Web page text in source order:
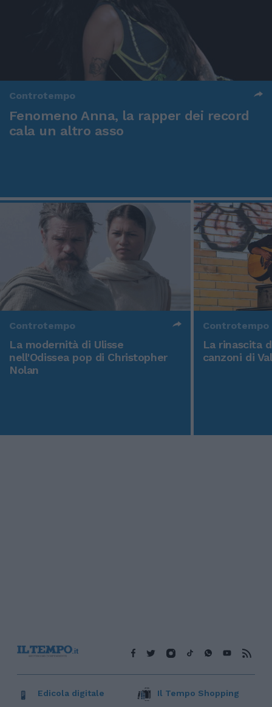
Controtempo
Fenomeno Anna, la rapper dei record
cala un altro asso
Controtempo
La modernità di Ulisse
nell'Odissea pop di Christopher
Nolan
Controtempo
La rinascita
canzoni di
Edicola digitale Il Tempo Shopping